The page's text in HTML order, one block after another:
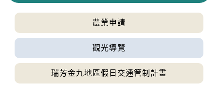
水利署訊石門水庫:(洩洪至大漢溪):調節性放水,
影響範圍:新北市，三峽區、淡水區、樹林區、
蘆洲區、五股區、鶯歌區、土城區、新莊區、
八里區、三重區、板橋區；臺北市，士林區、
大同區、萬華區、北投區；桃園市，龍潭區、
大溪區
2026-08-09, 17:05│中央氣象署
第13號颱風及其外圍環流影響，今(9)日臺北市
山區已有局部大豪雨，桃園市、新竹縣地區及
農業申請
觀光導覽
瑞芳金九地區假日交通管制計畫